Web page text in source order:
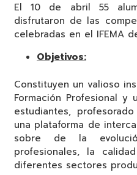
El 10 de abril 55
disfrutaron de las
celebradas en el IFEMA
Objetivos:
Constituyen un valioso
Formación Profesional y
estudiantes,
una plataforma de
sobre de la
profesionales, la
diferentes sectores